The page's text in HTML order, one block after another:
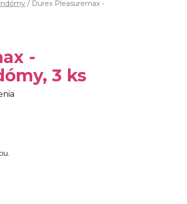
/ Durex Pleasuremax -
-
3 ks